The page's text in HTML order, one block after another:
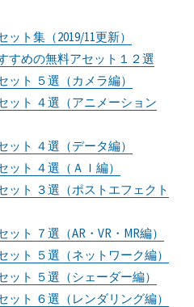
ト集（2019/11更新）
すめの無料アセット１２選
ット ５選（カメラ編）
ット ４選（アニメーション
ット ４選（データ編）
ット ４選（ＡＩ編）
ット ３選（ポストエフェクト
ト ７選（AR・VR・MR編）
ット ５選（ネットワーク編）
ット ５選（シェーダー編）
ット ６選（レンダリング編）